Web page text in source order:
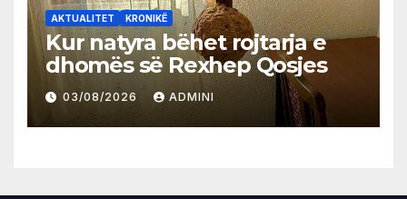
AKTUALITET KRONIKË
Kur natyra bëhet rojtarja e
dhomës së Rexhep Qosjes
03/08/2026 ADMINI